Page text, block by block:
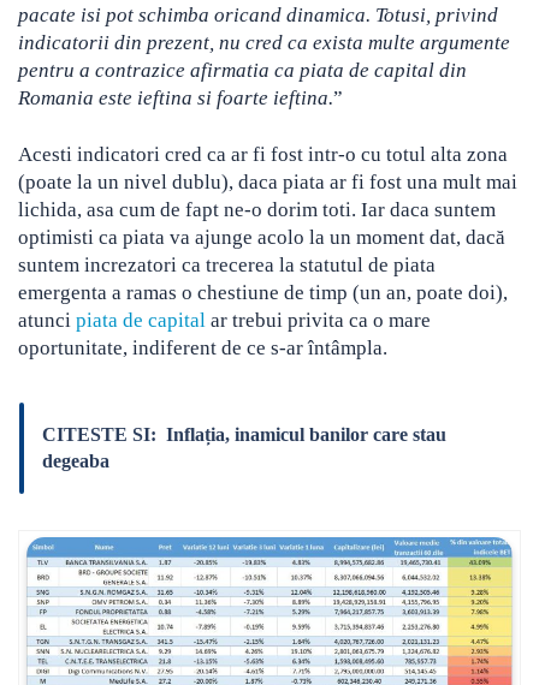
pacate isi pot schimba oricand dinamica. Totusi, privind
indicatorii din prezent, nu cred ca exista multe argumente
pentru a contrazice afirmatia ca piata de capital din
Romania este ieftina si foarte ieftina.”
Acesti indicatori cred ca ar fi fost intr-o cu totul alta zona
(poate la un nivel dublu), daca piata ar fi fost una mult mai
lichida, asa cum de fapt ne-o dorim toti. Iar daca suntem
optimisti ca piata va ajunge acolo la un moment dat, dacă
suntem increzatori ca trecerea la statutul de piata
emergenta a ramas o chestiune de timp (un an, poate doi),
atunci piata de capital ar trebui privita ca o mare
oportunitate, indiferent de ce s-ar întâmpla.
CITESTE SI: Inflația, inamicul banilor care stau
degeaba